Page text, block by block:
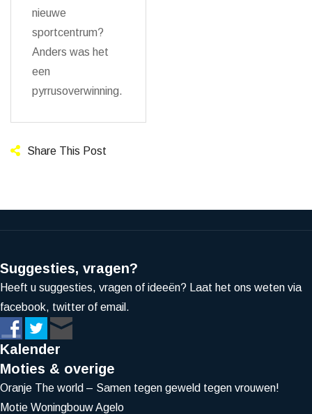
nieuwe
sportcentrum?
Anders was het
een
pyrrusoverwinning.
Share This Post
Suggesties, vragen?
Heeft u suggesties, vragen of ideeën? Laat het ons weten via
facebook, twitter of email.
Kalender
Moties & overige
Oranje The world – Samen tegen geweld tegen vrouwen!
Motie Woningbouw Agelo